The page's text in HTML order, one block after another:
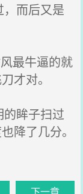
而后又是
最牛逼的就
才对。
眸子扫过
降了几分。